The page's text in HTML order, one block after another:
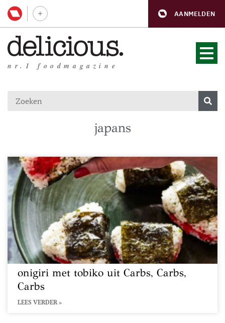
AANMELDEN
nr.1 foodmagazine
japans
onigiri met tobiko uit Carbs, Carbs,
Carbs
LEES VERDER »